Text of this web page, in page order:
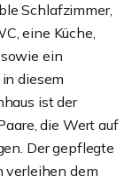
Schlafzimmer,
eine Küche,
ein
diesem
ist der
die Wert auf
Der gepflegte
verleihen dem